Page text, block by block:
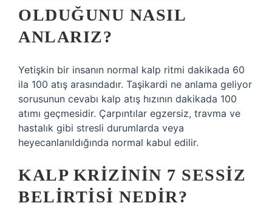
OLDUĞUNU NASIL
ANLARIZ?
Yetişkin bir insanın normal kalp ritmi dakikada 60
ila 100 atış arasındadır. Taşikardi ne anlama geliyor
sorusunun cevabı kalp atış hızının dakikada 100
atımı geçmesidir. Çarpıntılar egzersiz, travma ve
hastalık gibi stresli durumlarda veya
heyecanlanıldığında normal kabul edilir.
KALP KRIZININ 7 SESSIZ
BELIRTISI NEDIR?